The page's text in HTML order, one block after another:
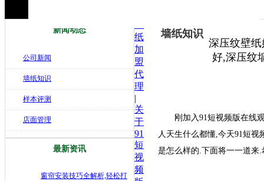
新闻动态
公司新闻
墙纸知识
样本评测
店面管理
最新资讯
窗帘安装技巧全解析,轻松打
墙纸知识
深压纹壁纸
好,深压纹
刚加入91短视频版在线观
人天生什么都懂,今天91短
是怎么样的.下面将一一道来
纸
加
盟
代
理
|
关
于
91
短
视
频